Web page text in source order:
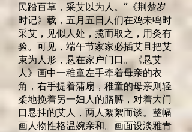
民踏百草，采艾以为人。”《荆楚岁
时记》载，五月五日人们在鸡未鸣时
采艾，见似人处，揽而取之，用灸有
验。可见，端午节家家必插艾且把艾
束为人形，悬在家户门口。《悬艾
人》画中一稚童左手牵着母亲的衣
角，右手提着蒲扇，稚童的母亲则轻
柔地挽着另一妇人的胳膊，对着大门
口悬挂的艾人，两人絮絮而谈。整幅
画人物性格温婉亲和。画面设淡雅青